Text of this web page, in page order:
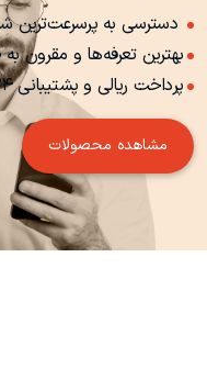
دسترسی به پرسرعت‌ترین
بهترین تعرفه‌ها و مقرون
پرداخت ریالی و پشتیبانی 24 ساعته به زبان فارسی
مشاهده محصولات